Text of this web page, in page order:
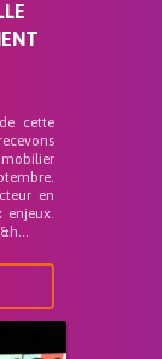
cette
en
enjeux.